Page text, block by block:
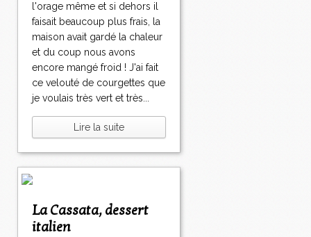
l'orage même et si dehors il
faisait beaucoup plus frais, la
maison avait gardé la chaleur
et du coup nous avons
encore mangé froid ! J'ai fait
ce velouté de courgettes que
je voulais très vert et très...
Lire la suite
La Cassata, dessert
italien